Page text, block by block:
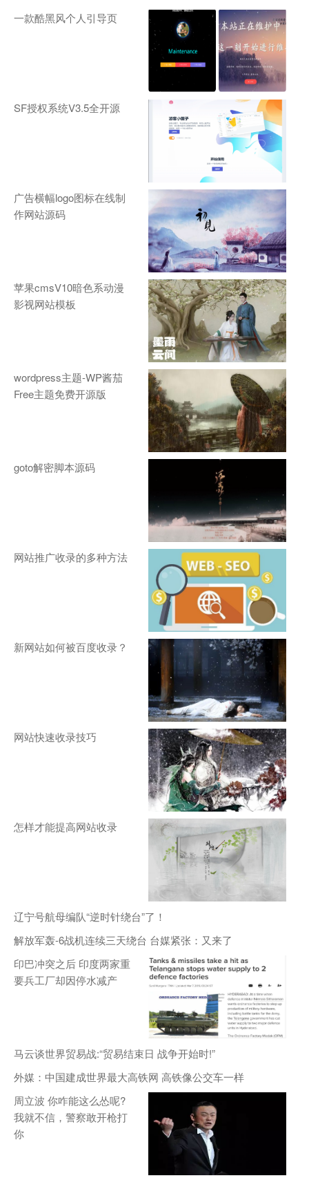
一款酷黑风个人引导页
SF授权系统V3.5全开源
广告横幅logo图标在线制
作网站源码
苹果cmsV10暗色系动漫
影视网站模板
wordpress主题-WP酱茄
Free主题免费开源版
goto解密脚本源码
网站推广收录的多种方法
新网站如何被百度收录？
网站快速收录技巧
怎样才能提高网站收录
辽宁号航母编队“逆时针绕台”了！
解放军轰-6战机连续三天绕台 台媒紧张：又来了
印巴冲突之后 印度两家重
要兵工厂却因停水减产
马云谈世界贸易战:“贸易结束日 战争开始时!”
外媒：中国建成世界最大高铁网 高铁像公交车一样
周立波 你咋能这么怂呢?
我就不信，警察敢开枪打
你